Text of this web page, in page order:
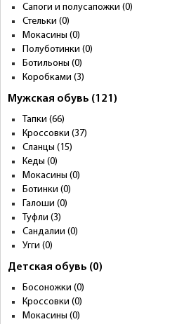
Сапоги и полусапожки (0)
Стельки (0)
Мокасины (0)
Полуботинки (0)
Ботильоны (0)
Коробками (3)
Мужская обувь (121)
Тапки (66)
Кроссовки (37)
Сланцы (15)
Кеды (0)
Мокасины (0)
Ботинки (0)
Галоши (0)
Туфли (3)
Сандалии (0)
Угги (0)
Детская обувь (0)
Босоножки (0)
Кроссовки (0)
Мокасины (0)